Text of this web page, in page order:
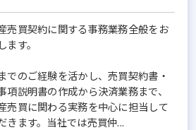
売買契約に関する事務業務全般をお
ます。
でのご経験を活かし、売買契約書・
項説明書の作成から決済業務まで、
売買に関わる実務を中心に担当して
きます。当社では売買仲...